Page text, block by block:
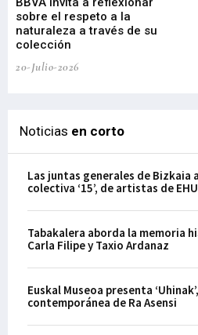
sobre el respeto a la
naturaleza a través de su
colección
20-Julio-2026
Noticias en corto
Las juntas generales de Bizkaia
colectiva ‘15’, de artistas de EHU
Tabakalera aborda la memoria
Carla Filipe y Taxio Ardanaz
Euskal Museoa presenta
contemporánea de Ra Asensi